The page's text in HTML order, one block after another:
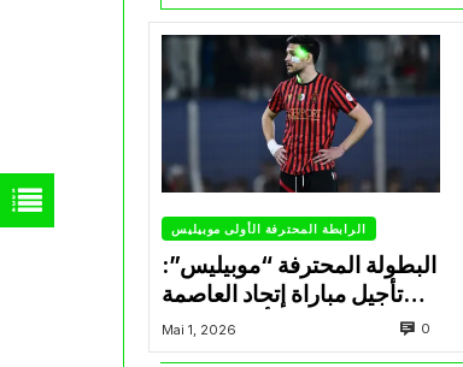
الرابطة المحترفة الأولى موبيليس
البطولة المحترفة “موبيليس”:
تأجيل مباراة إتحاد العاصمة
وأتلتيك بارادو
Mai 1, 2026 0